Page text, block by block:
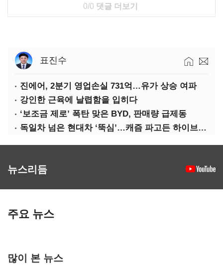
0/0 댓글 더보기
표진수
진에어, 2분기 영업손실 731억…유가 상승 여파
강인한 근육에 날렵함을 입히다
‘보조금 제로’ 폭탄 맞은 BYD, 판매량 급제동
독일차 넘은 현대차 ‘뚝심’…캐즘 파고든 하이브리드 역전극
뉴스리듬
주요 뉴스
많이 본 뉴스